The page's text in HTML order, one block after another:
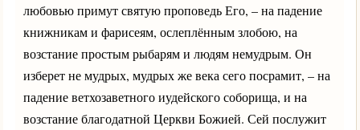
любовью примут святую проповедь Его, – на падение
книжникам и фарисеям, ослеплённым злобою, на
возстание простым рыбарям и людям немудрым. Он
изберет не мудрых, мудрых же века сего посрамит, – на
падение ветхозаветного иудейского соборища, и на
возстание благодатной Церкви Божией. Сей послужит